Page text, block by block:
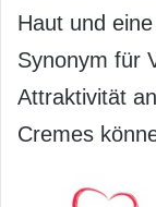
Haut und
Synonym für
Attraktivität
Cremes